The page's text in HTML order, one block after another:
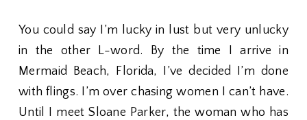
You could say I’m lucky in lust but very unlucky
in the other L-word. By the time I arrive in
Mermaid Beach, Florida, I’ve decided I’m done
with flings. I’m over chasing women I can’t have.
Until I meet Sloane Parker, the woman who has